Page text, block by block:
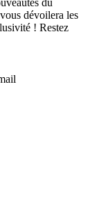
du
dévoilera les
! Restez